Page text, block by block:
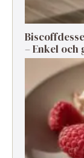
– Enkel och